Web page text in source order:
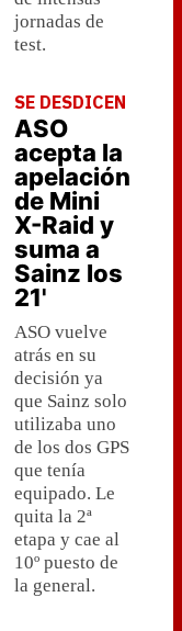
jornadas de
test.
SE DESDICEN
ASO
acepta la
apelación
de Mini
X-Raid y
suma a
Sainz los
21'
ASO vuelve
atrás en su
decisión ya
que Sainz solo
utilizaba uno
de los dos GPS
que tenía
equipado. Le
quita la 2ª
etapa y cae al
10º puesto de
la general.